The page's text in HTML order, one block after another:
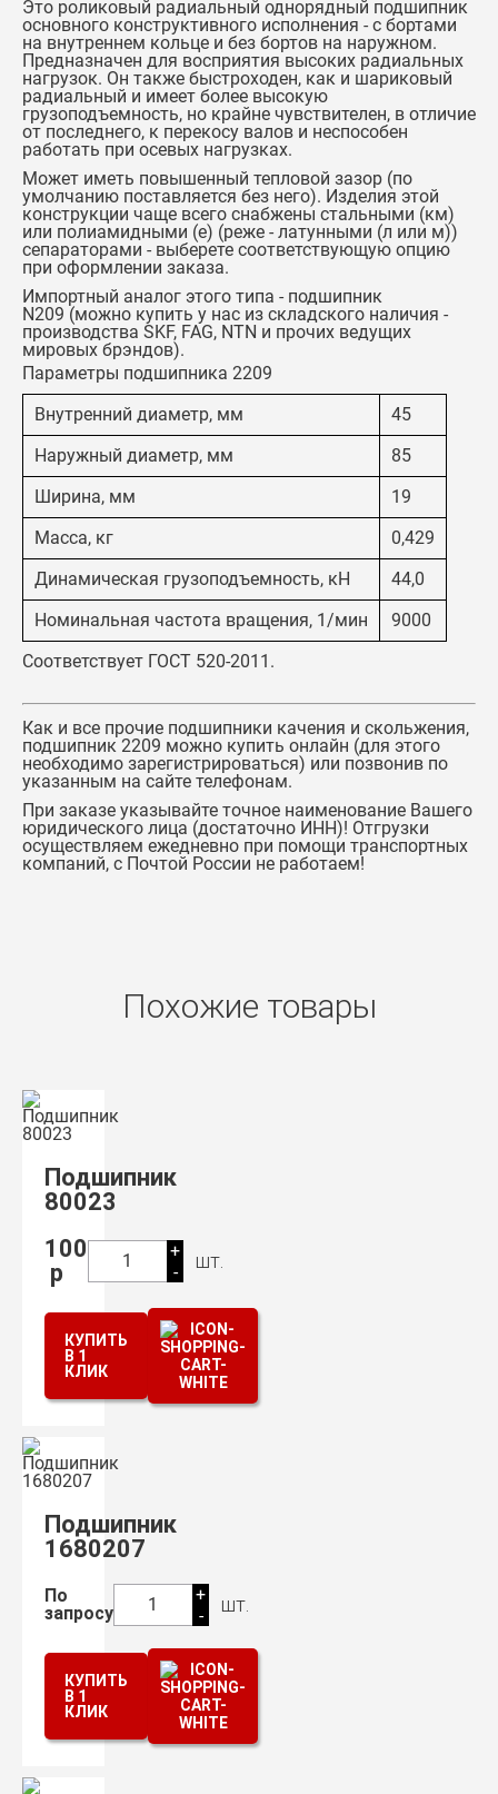
Это роликовый радиальный однорядный подшипник
основного конструктивного исполнения - с бортами
на внутреннем кольце и без бортов на наружном.
Предназначен для восприятия высоких радиальных
нагрузок. Он также быстроходен, как и шариковый
радиальный и имеет более высокую
грузоподъемность, но крайне чувствителен, в отличие
от последнего, к перекосу валов и неспособен
работать при осевых нагрузках.
Может иметь повышенный тепловой зазор (по
умолчанию поставляется без него). Изделия этой
конструкции чаще всего снабжены стальными (км)
или полиамидными (е) (реже - латунными (л или м))
сепараторами - выберете соответствующую опцию
при оформлении заказа.
Импортный аналог этого типа - подшипник
N209 (можно купить у нас из складского наличия -
производства SKF, FAG, NTN и прочих ведущих
мировых брэндов).
Параметры подшипника 2209
Внутренний диаметр, мм
45
Наружный диаметр, мм
85
Ширина, мм
19
Масса, кг
0,429
Динамическая грузоподъемность, кН
44,0
Номинальная частота вращения, 1/мин
9000
Соответствует ГОСТ 520-2011.
Как и все прочие подшипники качения и скольжения,
подшипник 2209 можно купить онлайн (для этого
необходимо зарегистрироваться) или позвонив по
указанным на сайте телефонам.
При заказе указывайте точное наименование Вашего
юридического лица (достаточно ИНН)! Отгрузки
осуществляем ежедневно при помощи транспортных
компаний, с Почтой России не работаем!
Похожие товары
Подшипник
80023
100
р
1
+
-
шт.
КУПИТЬ
В 1
КЛИК
Подшипник
1680207
По
запросу
1
+
-
шт.
КУПИТЬ
В 1
КЛИК